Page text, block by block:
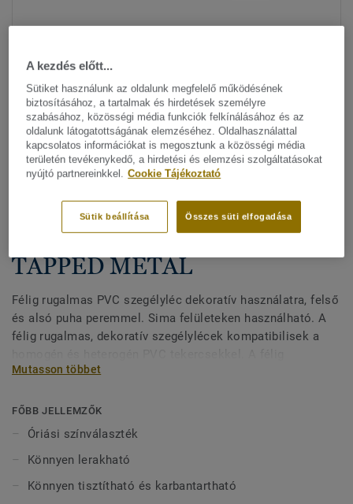
Minden dizájn megtekitése. (33)
Félig rugalmas, dekoratív
szegélyléc - KS 61 COPPER
TAPPED METAL
Félig rugalmas PVC szegélyléc dekoratív használatra, felső
és alsó puha peremmel. Sima felületeken használható. A
félig rugalmas, dekoratív szegélylécek kompatibilisek a
rugalmas, dekoratív szegélylécek nagyon nagy
a Tarkett padlóburkolatokkal. A félig rugalmas szerkezetük
nagyon könnyűvé teszi a lerakásukat.
Mutasson többet
FŐBB JELLEMZŐK
Óriási színválaszték
Könnyen lerakható
Könnyen tisztítható és karbantartható
A kezdés előtt...
Sütiket használunk az oldalunk megfelelő működésének
biztosításához, a tartalmak és hirdetések személyre
szabásához, közösségi média funkciók felkínálásához és az
oldalunk látogatottságának elemzéséhez. Oldalhasználattal
kapcsolatos információkat is megosztunk a közösségi média
területén tevékenykedő, a hirdetési és elemzési szolgáltatásokat
nyújtó partnereinkkel. Cookie Tájékoztató
Összes süti elfogadása
Sütik beállítása